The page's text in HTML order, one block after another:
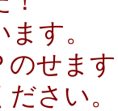
す。
のせま
さい。